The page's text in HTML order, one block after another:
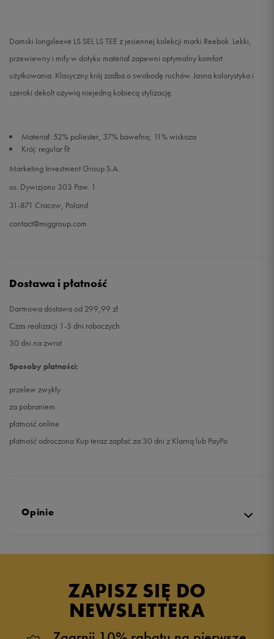
Damski longsleeve LS SEL LS TEE z jesiennej kolekcji marki Reebok. Lekki,
przewiewny i miły w dotyku materiał zapewni optymalny komfort
użytkowania. Klasyczny krój zadba o swobodę ruchów. Jasna kolorystyka i
szeroki dekolt ożywią niejedną kobiecą stylizację.
Materiał: 52% poliester, 37% bawełna, 11% wiskoza
Krój: regular fit
Marketing Investment Group S.A.
os. Dywizjonu 303 Paw. 1
31-871 Cracow, Poland
contact@miggroup.com
Dostawa i płatność
Darmowa dostawa od 299,99 zł
Czas realizacji 1-5 dni roboczych
30 dni na zwrot
Sposoby płatności:
przelew zwykły
za pobraniem
płatność online
płatność odroczona Kup teraz zapłać za 30 dni z Klarną lub PayPo
Opinie
ZAPISZ SIĘ DO
NEWSLETTERA